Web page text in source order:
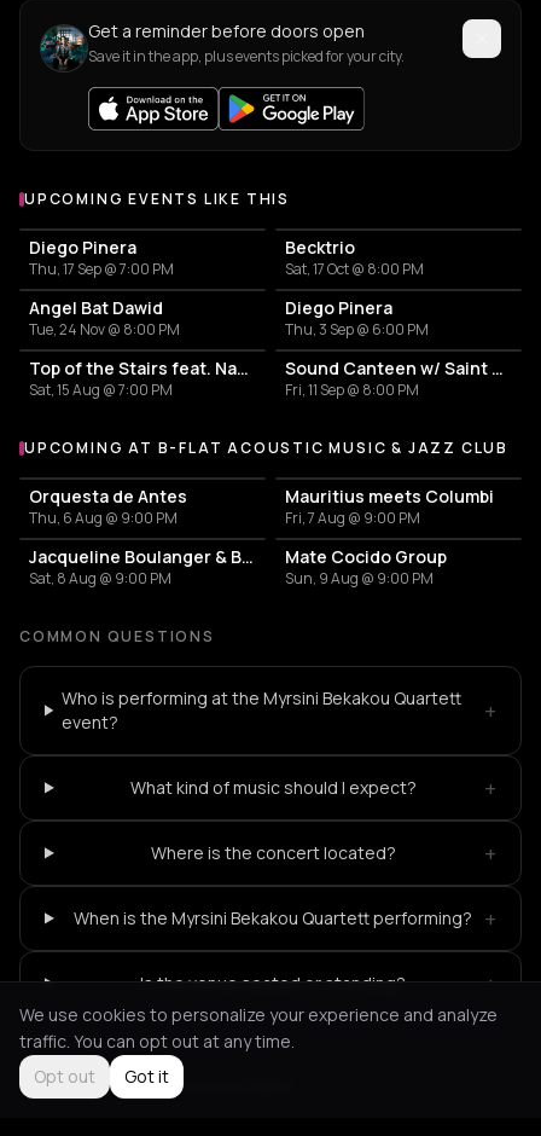
Get a reminder before doors open
Save it in the app, plus events picked for your city.
UPCOMING EVENTS LIKE THIS
Diego Pinera
Thu, 17 Sep @ 7:00 PM
Becktrio
Sat, 17 Oct @ 8:00 PM
Angel Bat Dawid
Tue, 24 Nov @ 8:00 PM
Diego Pinera
Thu, 3 Sep @ 6:00 PM
Top of the Stairs feat. Nadia Riswan
Sat, 15 Aug @ 7:00 PM
Sound Canteen w/ Saint September
Fri, 11 Sep @ 8:00 PM
More events at B-flat Acoustic Music & Jazz Club
UPCOMING AT B-FLAT ACOUSTIC MUSIC & JAZZ CLUB
Orquesta de Antes
Thu, 6 Aug @ 9:00 PM
Mauritius meets Columbi
Fri, 7 Aug @ 9:00 PM
Jacqueline Boulanger & Band - new Album “Reach Out”
Sat, 8 Aug @ 9:00 PM
Mate Cocido Group
Sun, 9 Aug @ 9:00 PM
COMMON QUESTIONS
Who is performing at the Myrsini Bekakou Quartett
event?
+
What kind of music should I expect? +
Where is the concert located? +
When is the Myrsini Bekakou Quartett performing? +
Is the venue seated or standing? +
Not feeling it? All events in Berlin
We use cookies to personalize your experience and analyze
traffic. You can opt out at any time.
Opt out
Got it